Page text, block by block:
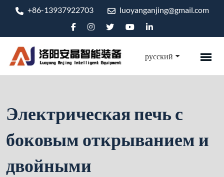
+86-13937922703 luoyanganjing@gmail.com
русский
Электрическая печь с
боковым открыванием и
двойными